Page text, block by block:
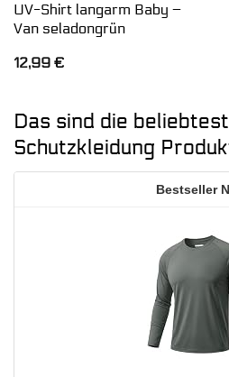
UV-Shirt langarm Baby –
Van seladongrün
12,99 €
Das sind die
Schutzkleidung